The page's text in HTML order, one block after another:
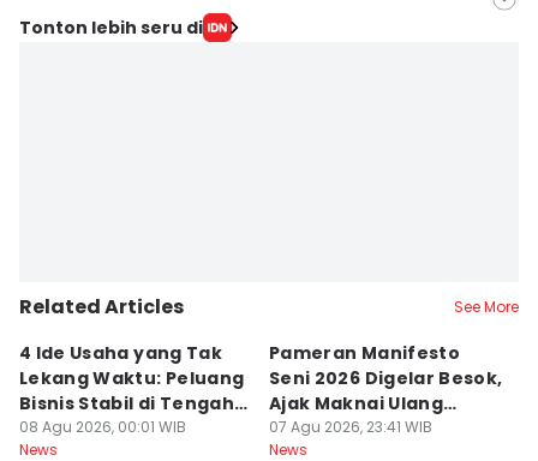
Editor
Tonton lebih seru di
Related Articles See More
4 Ide Usaha yang Tak
Lekang Waktu: Peluang
Bisnis Stabil di Tengah
Perubahan
08 Agu 2026, 00:01 WIB
News
Pameran Manifesto
Seni 2026 Digelar Besok,
Ajak Maknai Ulang
Maritim
07 Agu 2026, 23:41 WIB
News